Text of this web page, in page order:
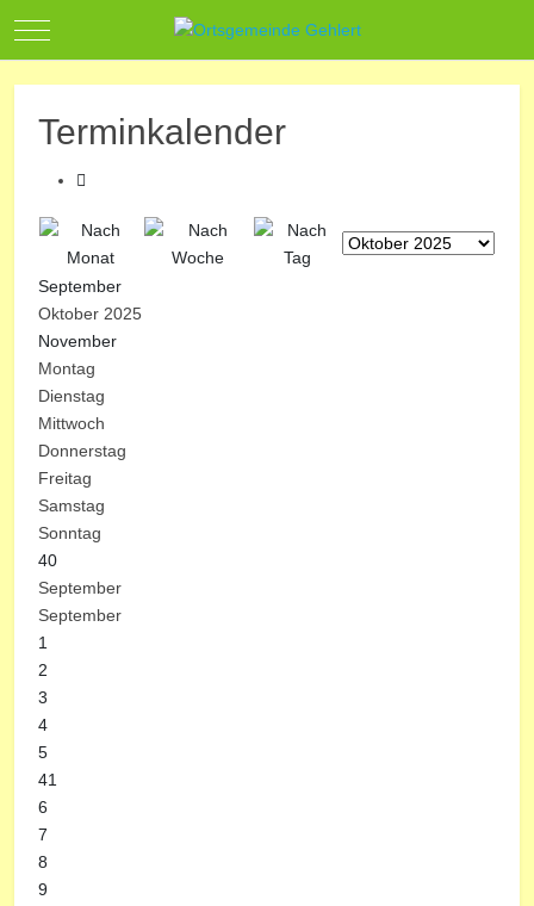
Mobile Menu Toggle
Terminkalender
September
Oktober 2025
November
Montag
Dienstag
Mittwoch
Donnerstag
Freitag
Samstag
Sonntag
40
September
September
1
2
3
4
5
41
6
7
8
9